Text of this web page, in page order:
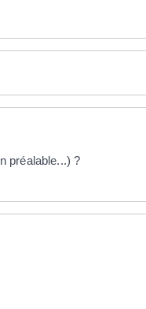
préalable...) ?